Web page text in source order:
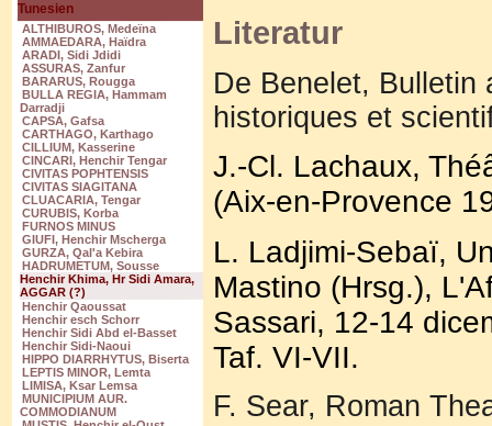
Tunesien
ALTHIBUROS, Medeïna
AMMAEDARA, Haïdra
ARADI, Sidi Jdidi
ASSURAS, Zanfur
BARARUS, Rougga
BULLA REGIA, Hammam
Darradji
CAPSA, Gafsa
CARTHAGO, Karthago
CILLIUM, Kasserine
CINCARI, Henchir Tengar
CIVITAS POPHTENSIS
CIVITAS SIAGITANA
CLUACARIA, Tengar
CURUBIS, Korba
FURNOS MINUS
GIUFI, Henchir Mscherga
GURZA, Qal'a Kebira
HADRUMETUM, Sousse
Henchir Khima, Hr Sidi Amara,
AGGAR (?)
Henchir Qaoussat
Henchir esch Schorr
Henchir Sidi Abd el-Basset
Henchir Sidi-Naoui
HIPPO DIARRHYTUS, Biserta
LEPTIS MINOR, Lemta
LIMISA, Ksar Lemsa
MUNICIPIUM AUR.
COMMODIANUM
Literatur
De Benelet, Bulletin
historiques et
J.-Cl. Lachaux,
(Aix-en-Provence
L. Ladjimi-Sebaï,
Mastino (Hrsg.),
Sassari, 12-14
Taf. VI-VII.
F. Sear, Roman